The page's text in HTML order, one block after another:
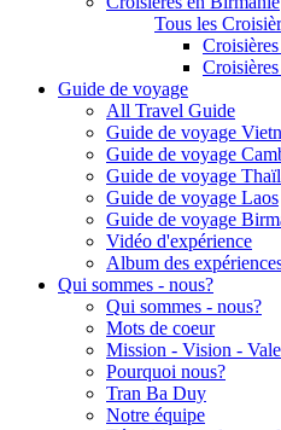
Tous les
Guide de voyage
All Travel Guide
Guide de voyage
Guide de voyage
Guide de voyage
Guide de voyage Laos
Guide de voyage
Vidéo d'expérience
Album des
Qui sommes - nous?
Qui sommes - nous?
Mots de coeur
Mission - Vision -
Pourquoi nous?
Tran Ba Duy
Notre équipe